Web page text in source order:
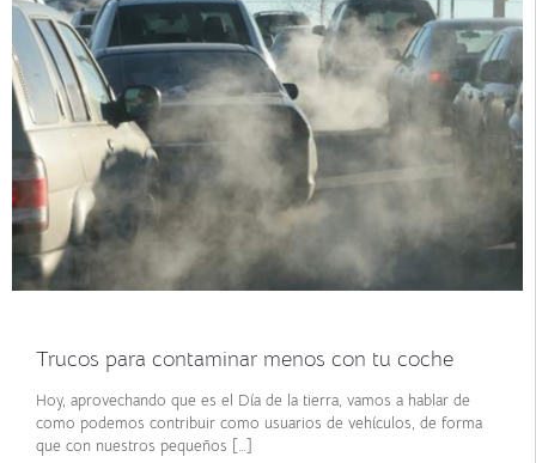
Trucos para contaminar menos con tu coche
Hoy, aprovechando que es el Día de la tierra, vamos a hablar de
como podemos contribuir como usuarios de vehículos, de forma
que con nuestros pequeños […]